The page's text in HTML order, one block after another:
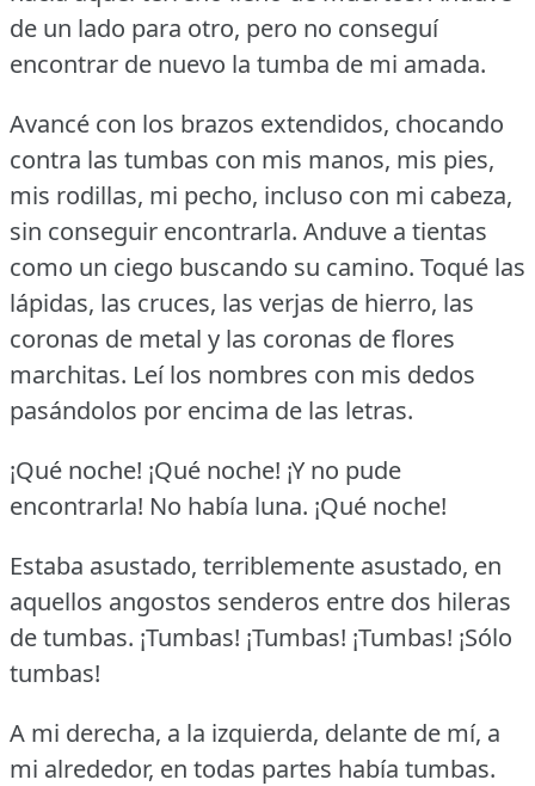
de un lado para otro, pero no conseguí
encontrar de nuevo la tumba de mi amada.
Avancé con los brazos extendidos, chocando
contra las tumbas con mis manos, mis pies,
mis rodillas, mi pecho, incluso con mi cabeza,
sin conseguir encontrarla. Anduve a tientas
como un ciego buscando su camino. Toqué las
lápidas, las cruces, las verjas de hierro, las
coronas de metal y las coronas de flores
marchitas. Leí los nombres con mis dedos
pasándolos por encima de las letras.
¡Qué noche! ¡Qué noche! ¡Y no pude
encontrarla! No había luna. ¡Qué noche!
Estaba asustado, terriblemente asustado, en
aquellos angostos senderos entre dos hileras
de tumbas. ¡Tumbas! ¡Tumbas! ¡Tumbas! ¡Sólo
tumbas!
A mi derecha, a la izquierda, delante de mí, a
mi alrededor, en todas partes había tumbas.